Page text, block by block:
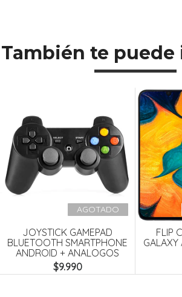
También te puede
AGOTADO
JOYSTICK GAMEPAD
BLUETOOTH SMARTPHONE
ANDROID + ANALOGOS
$9.990
FLIP